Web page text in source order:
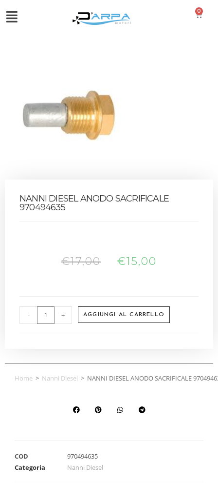
0
NANNI DIESEL ANODO SACRIFICALE
970494635
€17,00 €15,00
- + AGGIUNGI AL CARRELLO
Home > Nanni Diesel > NANNI DIESEL ANODO SACRIFICALE
COD
970494635
Categoria
Nanni Diesel